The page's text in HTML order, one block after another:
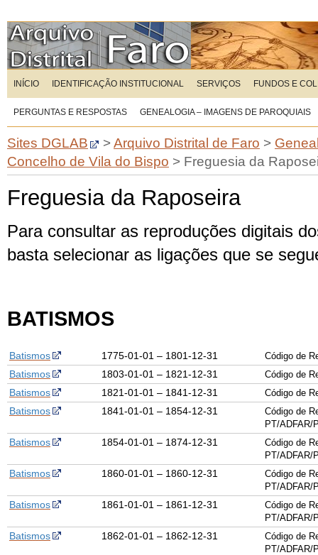
INÍCIO IDENTIFICAÇÃO INSTITUCIONAL SERVIÇOS FUNDOS E
PERGUNTAS E RESPOSTAS GENEALOGIA – IMAGENS DE PAROQUIAIS
Sites DGLAB >Arquivo Distrital de Faro >
Concelho de Vila do Bispo > Freguesia da
Freguesia da Raposeira
Para consultar as reproduções digitais
basta selecionar as ligações que se
BATISMOS
Batismos 1775-01-01 – 1801-12-31 Código de
Batismos 1803-01-01 – 1821-12-31 Código de
Batismos 1821-01-01 – 1841-12-31 Código de
Batismos 1841-01-01 – 1854-12-31
Código de
PT/ADFAR/
Batismos 1854-01-01 – 1874-12-31
Código de
PT/ADFAR/
Batismos 1860-01-01 – 1860-12-31
Código de
PT/ADFAR/
Batismos 1861-01-01 – 1861-12-31
Código de
PT/ADFAR/
Batismos 1862-01-01 – 1862-12-31
Código de
PT/ADFAR/